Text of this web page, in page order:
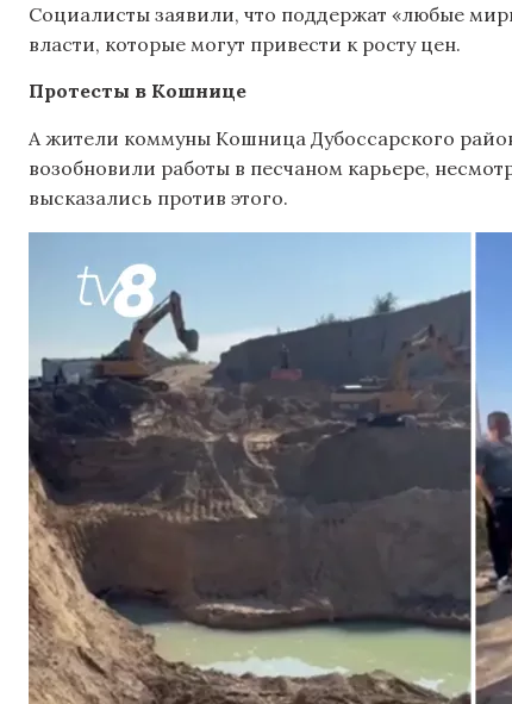
Социалисты заявили, что поддержат «любые
власти, которые могут привести к росту цен.
Протесты в Кошнице
А жители коммуны Кошница Дубоссарского
возобновили работы в песчаном карьере,
высказались против этого.